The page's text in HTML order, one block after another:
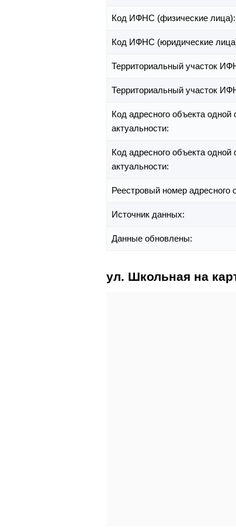
Код ИФНС (физические лица):
Код ИФНС (юридические
Территориальный участок
Территориальный участок
Код адресного объекта одной
актуальности:
Код адресного объекта одной
актуальности:
Реестровый номер адресного
Источник данных:
Данные обновлены:
ул. Школьная на